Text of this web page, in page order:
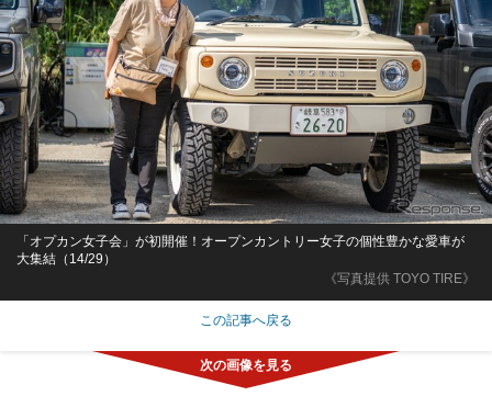
《写真提供 TOYO TIRE》
「オプカン女子会」が初開催！オープンカントリー女子の個性豊かな愛車が
大集結（14/29）
この記事へ戻る